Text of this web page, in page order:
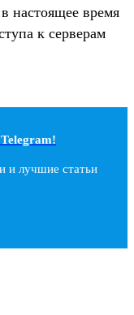
настоящее время
к серверам
и лучшие статьи